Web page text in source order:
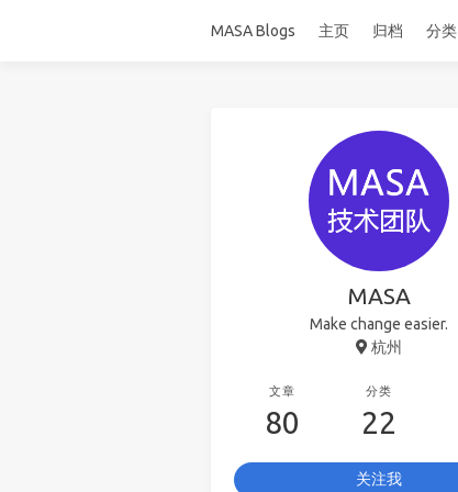
MASA Blogs 主页 归档 分类
MASA
Make change easier.
杭州
文章
80
分类
22
关注我